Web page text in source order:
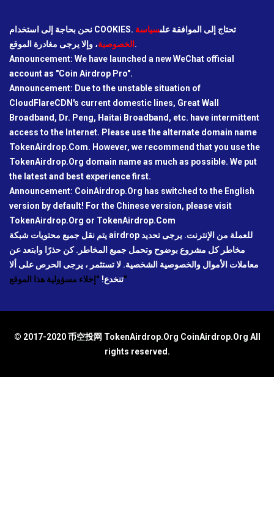
نحن بحاجة إلى استخدام COOKIES. تحتاج إلى الموافقة علىسياسة
الخصوصية ، وإلا يرجى مغادرة الموقع.
Announcement: We have launched a new WeChat official
account as "Coin Airdrop Pro".
Announcement: Due to the unstable situation of
CloudFlareCDN's current domestic lines, Great Wall
Broadband, Dr. Peng, Haitai Broadband, etc. have intermittent
access to the Internet. Please use the alternate domain name
TokenAirdrop.Com. However, we recommend that you use the
TokenAirdrop.Org domain name as much as possible. We put
the latest and best experience first.
Announcement: CoinAirdrop.Org has switched to the English
version by default! For the Chinese version, please visit
TokenAirdrop.Org or TokenAirdrop.Com
يتم نقل جميع محتويات شبكة airdrop للعملة من الإنترنت. يرجى تحديد
مخاطر كل مشروع بوضوح وتحمل جميع المخاطر. كن حذرًا وابتعد عن
معاملات الأموال والخصوصية الشخصية. لا تستثمر ، يرجى الحرص على ألا
تنخدع!"إخلاء مسؤولية هذا الموقع"
© 2017-2020 币空投网 TokenAirdrop.Org CoinAirdrop.Org All
rights reserved.